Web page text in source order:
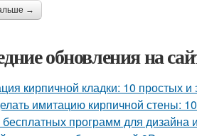
→
обновления на
кирпичной кладки: 10 простых
имитацию кирпичной стены:
программ для